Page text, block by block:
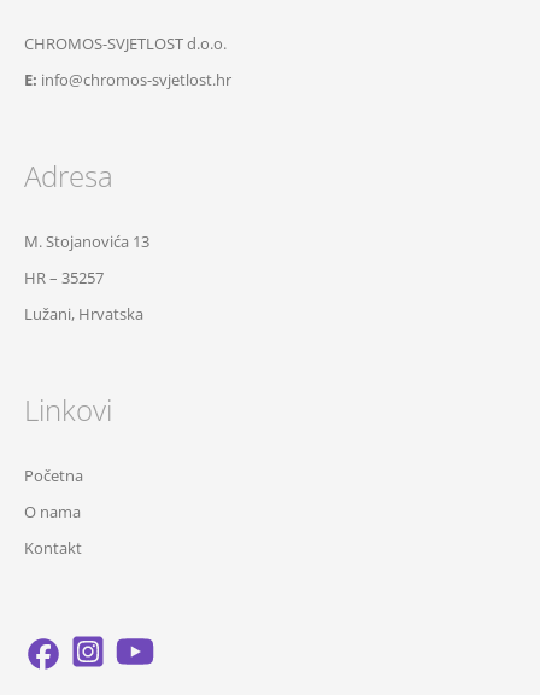
CHROMOS-SVJETLOST d.o.o.
E: info@chromos-svjetlost.hr
Adresa
M. Stojanovića 13
HR – 35257
Lužani, Hrvatska
Linkovi
Početna
O nama
Kontakt